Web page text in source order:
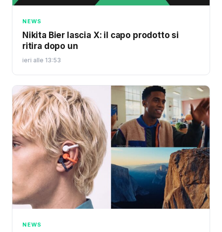
NEWS
Nikita Bier lascia X: il capo prodotto si
ritira dopo un
ieri alle 13:53
NEWS